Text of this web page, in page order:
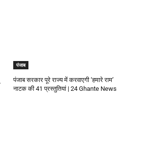
पंजाब
पंजाब सरकार पूरे राज्य में करवाएगी ‘हमारे राम’
नाटक की 41 प्रस्तुतियां | 24 Ghante News